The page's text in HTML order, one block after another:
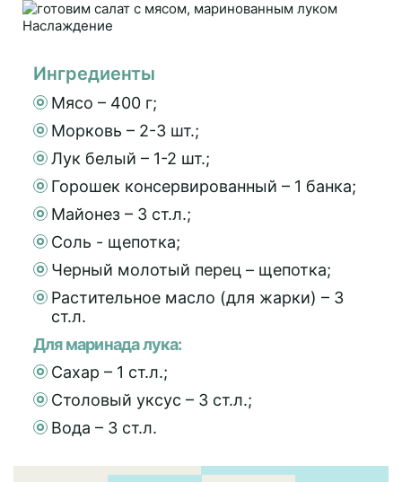
Ингредиенты
Мясо – 400 г;
Морковь – 2-3 шт.;
Лук белый – 1-2 шт.;
Горошек консервированный – 1 банка;
Майонез – 3 ст.л.;
Соль - щепотка;
Черный молотый перец – щепотка;
Растительное масло (для жарки) – 3
ст.л.
Для маринада лука:
Сахар – 1 ст.л.;
Столовый уксус – 3 ст.л.;
Вода – 3 ст.л.